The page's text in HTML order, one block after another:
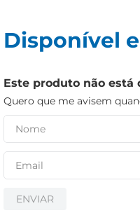
Disponível
Este produto não
Quero que me avisem
ENVIAR
biscoito
iogurte
papel higiênico